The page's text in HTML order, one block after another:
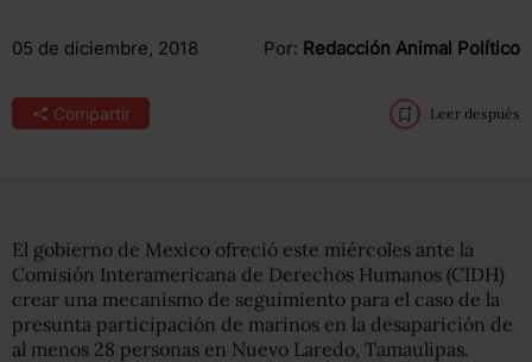
05 de diciembre, 2018 Por: Redacción Animal Político
Compartir Leer después
El gobierno de Mexico ofreció este miércoles ante la
Comisión Interamericana de Derechos Humanos (CIDH)
crear una mecanismo de seguimiento para el caso de la
presunta participación de marinos en la desaparición de
al menos 28 personas en Nuevo Laredo, Tamaulipas.